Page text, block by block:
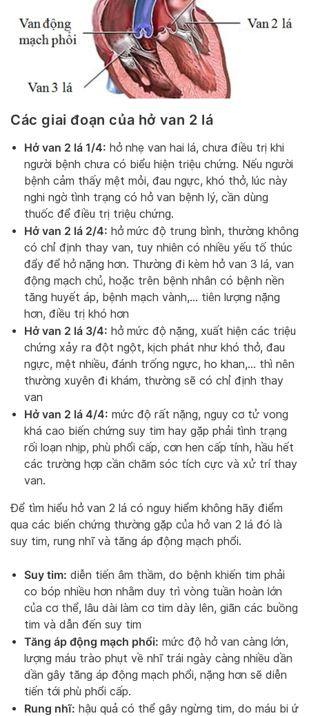
Các giai đoạn của hở van 2 lá
Hở van 2 lá 1/4: hở nhẹ van hai lá, chưa điều trị khi
người bệnh chưa có biểu hiện triệu chứng. Nếu người
bệnh cảm thấy mệt mỏi, đau ngực, khó thở, lúc này
nghi ngờ tình trạng có hở van bệnh lý, cần dùng
thuốc để điều trị triệu chứng.
Hở van 2 lá 2/4: hở mức độ trung bình, thường không
có chỉ định thay van, tuy nhiên có nhiều yếu tố thúc
đẩy để hở nặng hơn. Thường đi kèm hở van 3 lá, van
động mạch chủ, hoặc trên bệnh nhân có bệnh nền
tăng huyết áp, bệnh mạch vành,… tiên lượng nặng
hơn, điều trị khó hơn
Hở van 2 lá 3/4: hở mức độ nặng, xuất hiện các triệu
chứng xảy ra đột ngột, kịch phát như khó thở, đau
ngực, mệt nhiều, đánh trống ngực, ho khan,… thì nên
thường xuyên đi khám, thường sẽ có chỉ định thay
van
Hở van 2 lá 4/4: mức độ rất nặng, nguy cơ tử vong
khá cao biến chứng suy tim hay gặp phải tình trạng
rối loạn nhịp, phù phổi cấp, cơn hen cấp tính, hầu hết
các trường hợp cần chăm sóc tích cực và xử trí thay
van.
Để tìm hiểu hở van 2 lá có nguy hiểm không hãy điểm
qua các biến chứng thường gặp của hở van 2 lá đó là
suy tim, rung nhĩ và tăng áp động mạch phổi.
Suy tim: diễn tiến âm thầm, do bệnh khiến tim phải
co bóp nhiều hơn nhằm duy trì vòng tuần hoàn lớn
của cơ thể, lâu dài làm cơ tim dày lên, giãn các buồng
tim và dẫn đến suy tim
Tăng áp động mạch phổi: mức độ hở van càng lớn,
lượng máu trào phụt về nhĩ trái ngày càng nhiều dần
dần gây tăng áp động mạch phổi, nặng hơn sẽ diễn
tiến tới phù phổi cấp.
Rung nhĩ: hậu quả có thể gây ngừng tim, do máu bi ứ